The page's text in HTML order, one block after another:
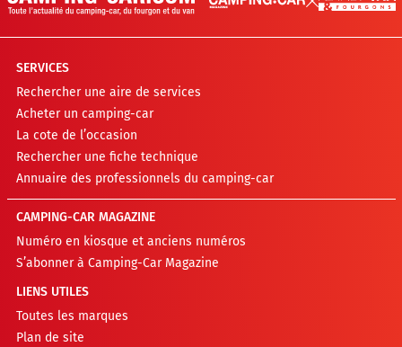
SERVICES
Rechercher une aire de services
Acheter un camping-car
La cote de l’occasion
Rechercher une fiche technique
Annuaire des professionnels du camping-car
CAMPING-CAR MAGAZINE
Numéro en kiosque et anciens numéros
S’abonner à Camping-Car Magazine
LIENS UTILES
Toutes les marques
Plan de site